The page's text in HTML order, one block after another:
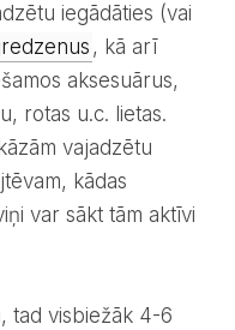
, kā arī
aksesuārus,
rotas u.c. lietas.
vajadzētu
kādas
var sākt tām aktīvi